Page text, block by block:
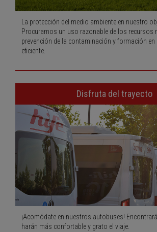
La protección del medio ambiente en nuestro
Procuramos un uso razonable de los recursos
prevención de la contaminación y formación
eficiente.
Disfruta del trayecto
¡Acomódate en nuestros autobuses!
harán más confortable y grato el viaje.